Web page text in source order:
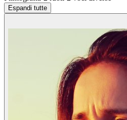
Espandi tutte